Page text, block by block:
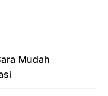
Mudah